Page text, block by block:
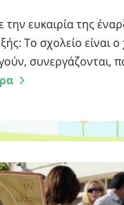
ευκαιρία της
Το σχολείο είναι
συνεργάζονται,